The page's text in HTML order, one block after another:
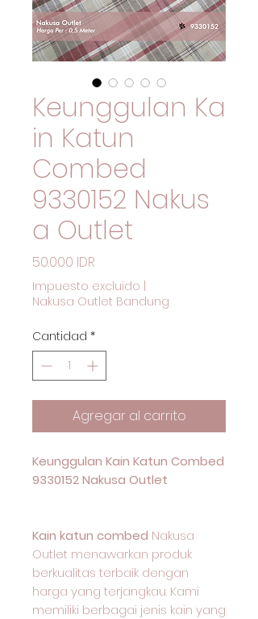
Keunggulan Ka
in Katun
Combed
9330152 Nakus
a Outlet
50.000 IDR
Impuesto excluido
Nakusa Outlet Bandung
Cantidad *
Agregar al carrito
Keunggulan Kain Katun Combed
9330152 Nakusa Outlet
Kain katun combed Nakusa
Outlet menawarkan produk
berkualitas terbaik dengan
harga yang terjangkau. Kami
memiliki berbagai jenis kain yang